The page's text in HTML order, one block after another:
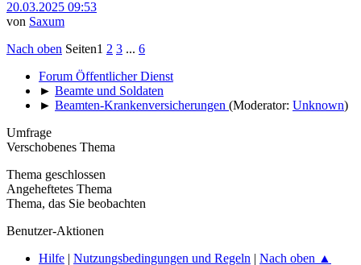
20.03.2025 09:53
von Saxum
Nach oben Seiten1 2 3 ... 6
Forum Öffentlicher Dienst
► Beamte und Soldaten
► Beamten-Krankenversicherungen (Moderator: Unknown)
Umfrage
Verschobenes Thema
Thema geschlossen
Angeheftetes Thema
Thema, das Sie beobachten
Benutzer-Aktionen
Hilfe | Nutzungsbedingungen und Regeln | Nach oben ▲